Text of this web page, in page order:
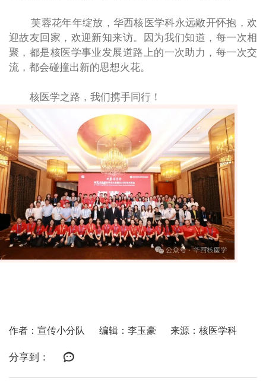
芙蓉花年年绽放，华西核医学科永远敞开怀抱，欢
迎故友回家，欢迎新知来访。因为我们知道，每一次相
聚，都是核医学事业发展道路上的一次助力，每一次交
流，都会碰撞出新的思想火花。
核医学之路，我们携手同行！
作者：宣传小分队 编辑：李玉豪 来源：核医学科
分享到：